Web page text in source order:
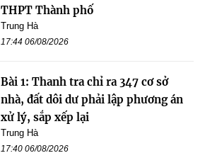
THPT Thành phố
Trung Hà
17:44 06/08/2026
Bài 1: Thanh tra chỉ ra 347 cơ sở
nhà, đất dôi dư phải lập phương án
xử lý, sắp xếp lại
Trung Hà
17:40 06/08/2026